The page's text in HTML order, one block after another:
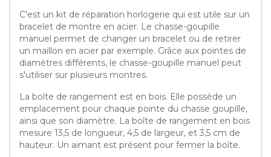
C'est un kit de réparation horlogerie qui est utile sur un
bracelet de montre en acier. Le chasse-goupille
manuel permet de changer un bracelet ou de retirer
un maillon en acier par exemple. Grâce aux pointes de
diamètres différents, le chasse-goupille manuel peut
s'utiliser sur plusieurs montres.
La boîte de rangement est en bois. Elle possède un
emplacement pour chaque pointe du chasse goupille,
ainsi que son diamètre. La boîte de rangement en bois
mesure 13,5 de longueur, 4,5 de largeur, et 3,5 cm de
hauteur. Un aimant est présent pour fermer la boîte.